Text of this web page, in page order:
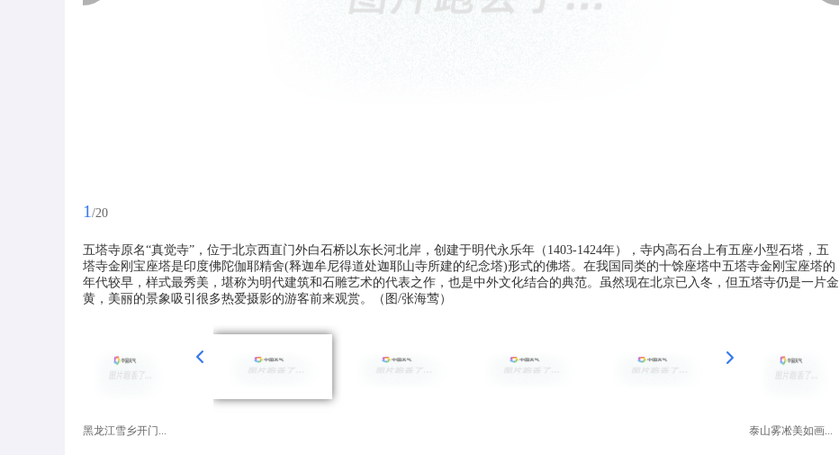
1 /20
五塔寺原名“真觉寺”，位于北京西直门外白石桥以东长河北岸，创建于明代永乐年（1403-1424年），寺内高石台上有五座小型石塔，五
塔寺金刚宝座塔是印度佛陀伽耶精舍(释迦牟尼得道处迦耶山寺所建的纪念塔)形式的佛塔。在我国同类的十馀座塔中五塔寺金刚宝座塔的
年代较早，样式最秀美，堪称为明代建筑和石雕艺术的代表之作，也是中外文化结合的典范。虽然现在北京已入冬，但五塔寺仍是一片金
黄，美丽的景象吸引很多热爱摄影的游客前来观赏。（图/张海莺）
黑龙江雪乡开门... 泰山雾凇美如画...